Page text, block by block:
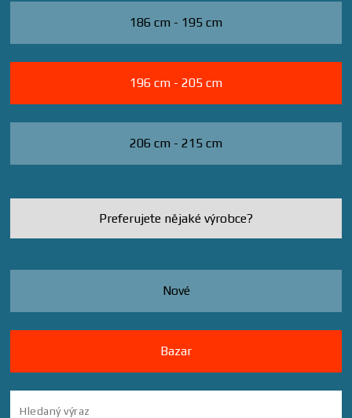
186 cm - 195 cm
196 cm - 205 cm
206 cm - 215 cm
Preferujete nějaké výrobce?
Nové
Bazar